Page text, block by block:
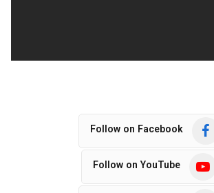
Follow on Facebook
Follow on YouTube